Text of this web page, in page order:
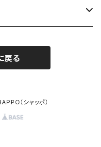
ス
戻る
（シャッポ）